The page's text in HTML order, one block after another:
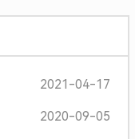
2021-04-17
2020-09-05